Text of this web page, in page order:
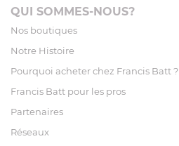
QUI SOMMES-NOUS?
Nos boutiques
Notre Histoire
Pourquoi acheter chez Francis Batt ?
Francis Batt pour les pros
Partenaires
Réseaux